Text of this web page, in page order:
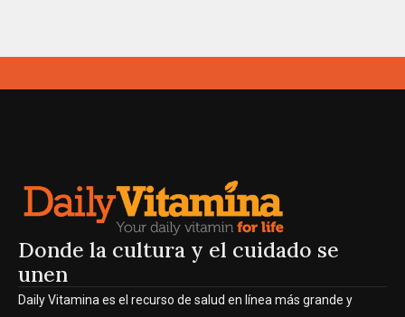
Donde la cultura y el cuidado se
unen
Daily Vitamina es el recurso de salud en línea más grande y